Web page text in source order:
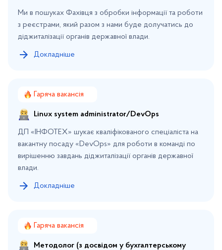
Ми в пошуках Фахівця з обробки інформації та роботи
з реєстрами, який разом з нами буде долучатись до
діджиталізації органів державної влади.
Докладніше
Гаряча вакансія
Linux system administrator/DevOps
ДП «ІНФОТЕХ» шукає кваліфікованого спеціаліста на
вакантну посаду «DevOps» для роботи в команді по
вирішенню завдань діджиталізації органів державної
влади.
Докладніше
Гаряча вакансія
Методолог (з досвідом у бухгалтерському